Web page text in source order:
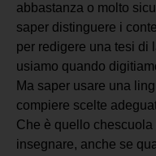
abbastanza o molto
saper distinguere i
per redigere una tesi di
usiamo quando
Ma saper usare una
compiere scelte
Che è quello
insegnare, anche se